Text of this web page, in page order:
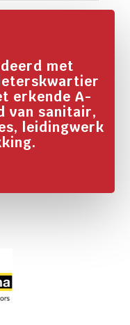
met
erkende A-
van sanitair,
leidingwerk